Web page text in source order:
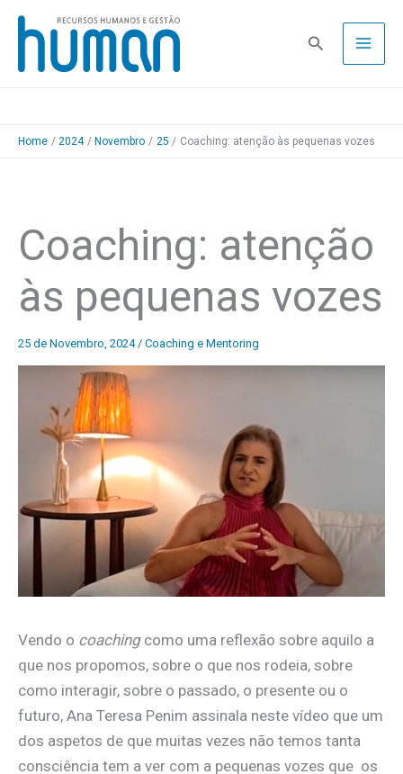
Skip
content
Pesquisa
Home 2024 Novembro 25 Coaching: atenção às pequenas vozes
Coaching: atenção
às pequenas vozes
25 de Novembro, 2024 / Coaching e Mentoring
Vendo o coachingcomo uma reflexão sobre aquilo a
que nos propomos, sobre o que nos rodeia, sobre
como interagir, sobre o passado, o presente ou o
futuro, Ana Teresa Penim assinala neste vídeo que um
dos aspetos de que muitas vezes não temos tanta
consciência tem a ver com a pequenas vozes que os